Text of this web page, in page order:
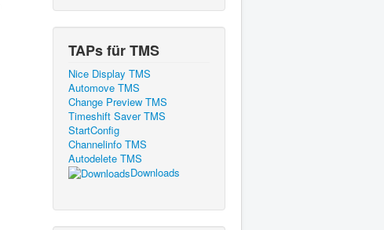
TAPs für TMS
Nice Display TMS
Automove TMS
Change Preview TMS
Timeshift Saver TMS
StartConfig
Channelinfo TMS
Autodelete TMS
Downloads